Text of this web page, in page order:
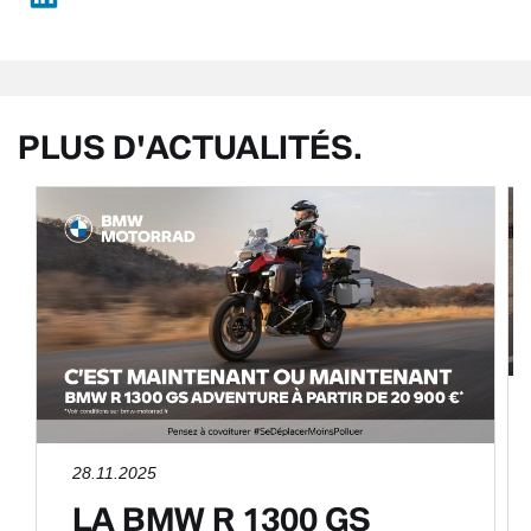
PLUS D'ACTUALITÉS.
28.11.2025
LA BMW R 1300 GS